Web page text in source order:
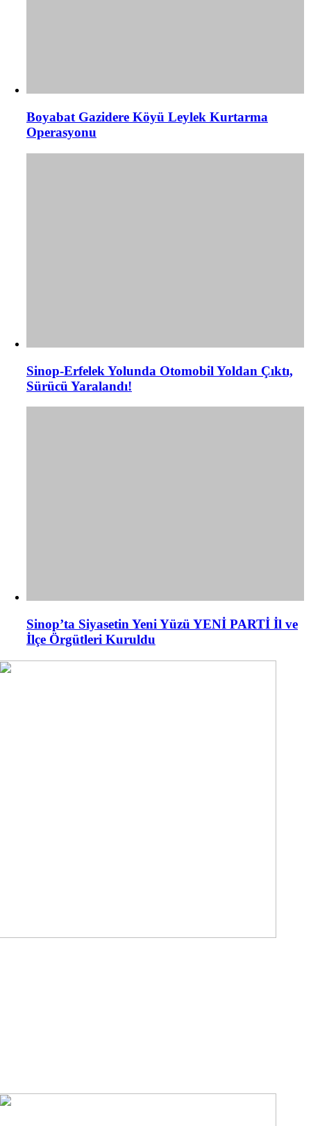
Boyabat Gazidere Köyü Leylek Kurtarma
Operasyonu
Sinop-Erfelek Yolunda Otomobil Yoldan Çıktı,
Sürücü Yaralandı!
Sinop’ta Siyasetin Yeni Yüzü YENİ PARTİ İl ve
İlçe Örgütleri Kuruldu